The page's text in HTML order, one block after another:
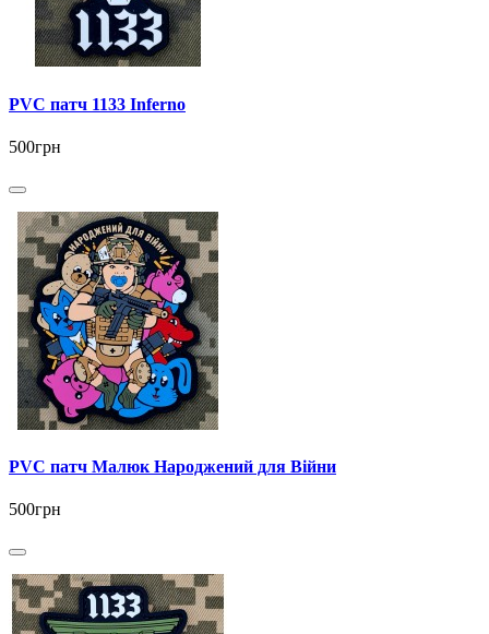
PVC патч 1133 Inferno
500грн
PVC патч Малюк Народжений для Війни
500грн